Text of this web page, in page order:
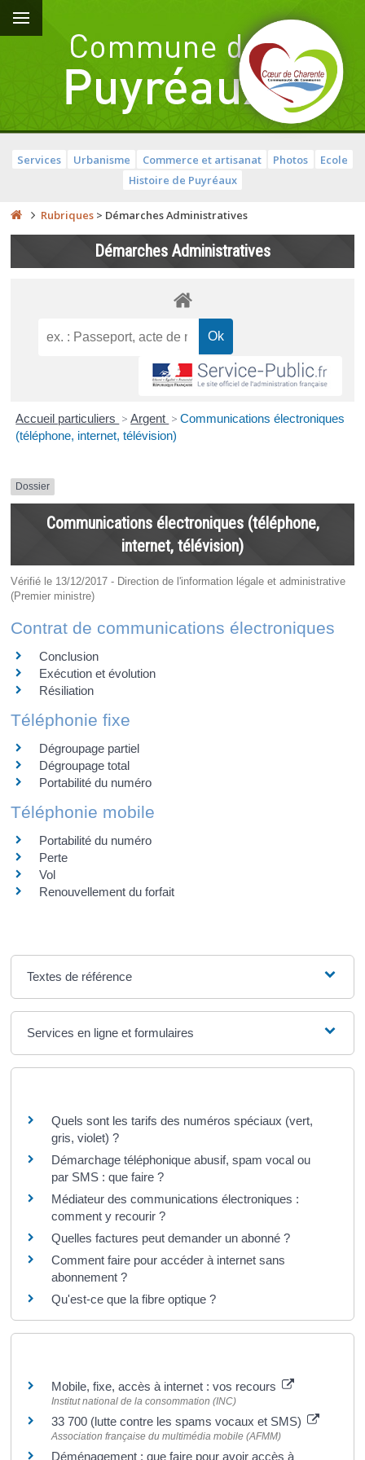
Services Urbanisme Commerce et artisanat Photos
Ecole
Histoire de Puyréaux
Rubriques > Démarches Administratives
Démarches Administratives
Accueil particuliers > Argent > Communications électroniques
(téléphone, internet, télévision)
Dossier
Communications électroniques (téléphone,
internet, télévision)
Vérifié le 13/12/2017 - Direction de l'information légale et administrative
(Premier ministre)
Contrat de communications électroniques
Conclusion
Exécution et évolution
Résiliation
Téléphonie fixe
Dégroupage partiel
Dégroupage total
Portabilité du numéro
Téléphonie mobile
Portabilité du numéro
Perte
Vol
Renouvellement du forfait
Textes de référence
Services en ligne et formulaires
Quels sont les tarifs des numéros spéciaux (vert,
gris, violet) ?
Démarchage téléphonique abusif, spam vocal ou
par SMS : que faire ?
Médiateur des communications électroniques :
comment y recourir ?
Quelles factures peut demander un abonné ?
Comment faire pour accéder à internet sans
abonnement ?
Qu'est-ce que la fibre optique ?
Mobile, fixe, accès à internet : vos recours
Institut national de la consommation (INC)
33 700 (lutte contre les spams vocaux et SMS)
Association française du multimédia mobile (AFMM)
Déménagement : que faire pour avoir accès à